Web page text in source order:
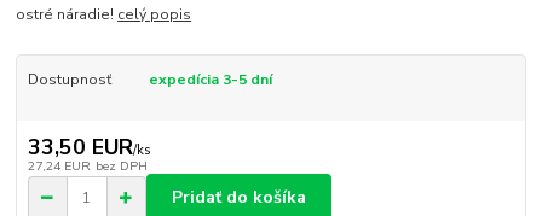
ostré náradie! celý popis
Dostupnosť expedícia 3-5 dní
33,50 EUR/ks
27,24 EUR bez DPH
Pridať do košíka